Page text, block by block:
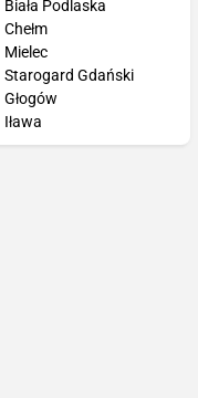
Biała Podlaska
Chełm
Mielec
Starogard Gdański
Głogów
Iława